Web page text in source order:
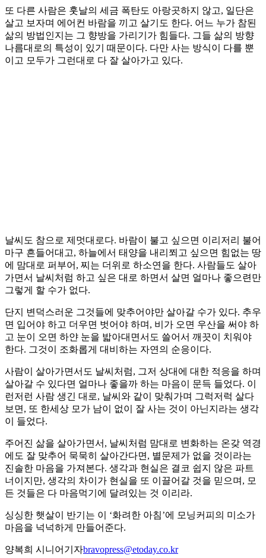
또 다른 사람은 훗날의 세금 폭탄도 아랑곳하지 않고, 일단은
살고 보자며 에어컨 바람을 끼고 살기도 한다. 어느 누가 참된
삶의 방법인지는 그 향방을 가리기가 힘들다. 그들 삶의 방향
나름대로의 특성이 있기 때문이다. 다만 사는 방식이 다를 뿐
이고 모두가 그런대로 다 잘 살아가고 있다.
날씨도 참으로 제멋대로다. 바람이 불고 싶으면 이리저리 불어
마구 흔들어대고, 하늘에서 태양을 내리쬐고 싶으면 힘없는 땅
에 맘대로 퍼부어, 찌는 더위로 하소연을 한다. 사람들도 살아
가면서 날씨처럼 하고 싶은 대로 하면서 살면 얼마나 좋으련만
그렇게 할 수가 없다.
단지 변덕스러운 그것들에 맞추어야만 살아갈 수가 있다. 추우
면 입어야 하고 더우면 벗어야 하며, 비가 오면 우산을 써야 하
고 눈이 오면 하얀 눈을 밟아대면서도 쓸어서 깨끗이 치워야
한다. 그것이 조화롭게 대비하는 자연의 순응이다.
사람이 살아가면서도 날씨처럼, 그저 상대에 대한 적응을 하며
살아갈 수 있다면 얼마나 좋을까 하는 마음이 문득 들었다. 이
런저런 사람 생긴 대로, 날씨와 같이 맞춰가며 그럭저럭 살다
보면, 또 한세상 모가 남이 없이 잘 사는 것이 아닌지라는 생각
이 들었다.
주어진 삶을 살아가면서, 날씨처럼 맘대로 변화하는 온갖 역경
에도 잘 맞추어 묵묵히 살아간다면, 별문제가 없을 것이라는
진솔한 마음을 가져본다. 생각과 현실은 결코 쉽지 않은 파트
너이지만, 생각의 차이가 현실을 또 이끌어갈 것을 믿으며, 모
든 것들은 다 마음먹기에 달려있는 것 이리라.
싱싱한 햇살이 반기는 이 ‘화려한 아침’에 모닝커피의 미소가
마음을 넉넉하게 만들어준다.
양복희 시니어기자bravopress@etoday.co.kr